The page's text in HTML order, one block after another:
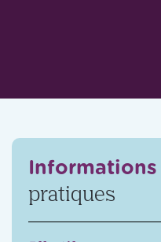
Informations
pratiques